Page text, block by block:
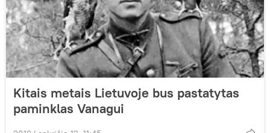
Kitais metais Lietuvoje bus pastatytas
paminklas Vanagui